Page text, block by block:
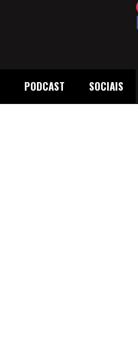
PODCAST SOCIAIS